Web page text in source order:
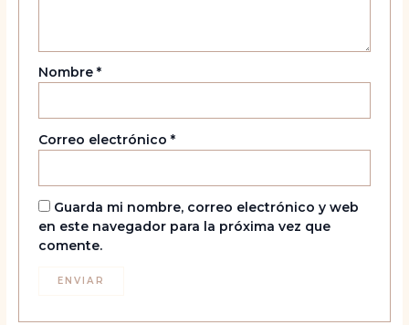
Nombre *
Correo electrónico *
Guarda mi nombre, correo electrónico y web
en este navegador para la próxima vez que
comente.